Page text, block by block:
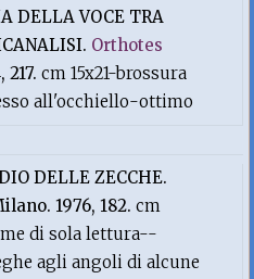
DELLA VOCE TRA
Orthotes
217.cm 15x21-brossura
all'occhiello-ottimo
DELLE ZECCHE.
1976, 182.cm
di sola lettura--
agli angoli di alcune